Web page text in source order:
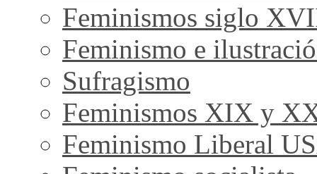
Feminismos siglo
Feminismo e
Sufragismo
Feminismos XIX y
Feminismo Liberal